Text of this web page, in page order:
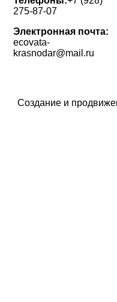
275-87-07
Электронная почта:
ecovata-
krasnodar@mail.ru
Создание и